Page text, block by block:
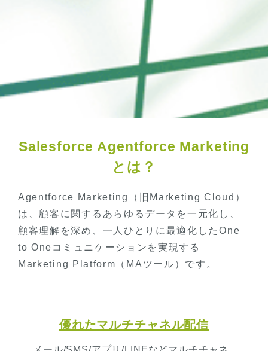
Salesforce Agentforce Marketing
とは？
Agentforce Marketing（旧Marketing Cloud）
は、顧客に関するあらゆるデータを一元化し、
顧客理解を深め、一人ひとりに最適化したOne
to Oneコミュニケーションを実現する
Marketing Platform（MAツール）です。
優れたマルチチャネル配信